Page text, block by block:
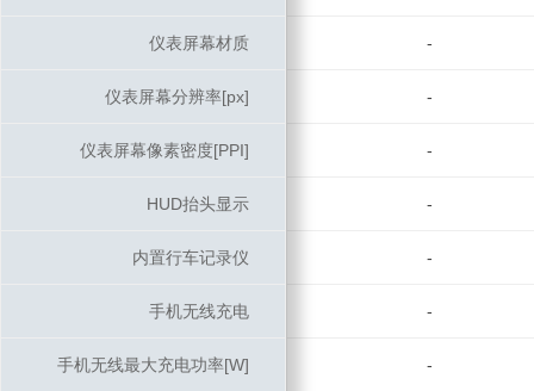
仪表屏幕材质 -
仪表屏幕分辨率[px] -
仪表屏幕像素密度[PPI] -
HUD抬头显示 -
内置行车记录仪 -
手机无线充电 -
手机无线最大充电功率[W] -
仪表屏幕材质
仪表屏幕分辨率[px]
仪表屏幕像素密度[PPI]
HUD抬头显示
内置行车记录仪
手机无线充电
手机无线最大充电功率[W]